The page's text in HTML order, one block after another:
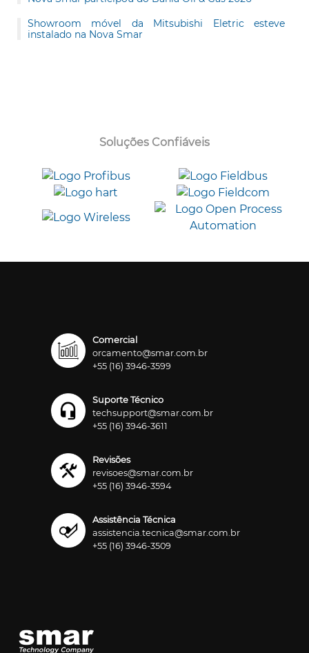
Showroom móvel da Mitsubishi Eletric esteve
instalado na Nova Smar
Soluções Confiáveis
Comercial
orcamento@smar.com.br
+55 (16) 3946-3599
Suporte Técnico
techsupport@smar.com.br
+55 (16) 3946-3611
Revisões
revisoes@smar.com.br
+55 (16) 3946-3594
Assistência Técnica
assistencia.tecnica@smar.com.br
+55 (16) 3946-3509